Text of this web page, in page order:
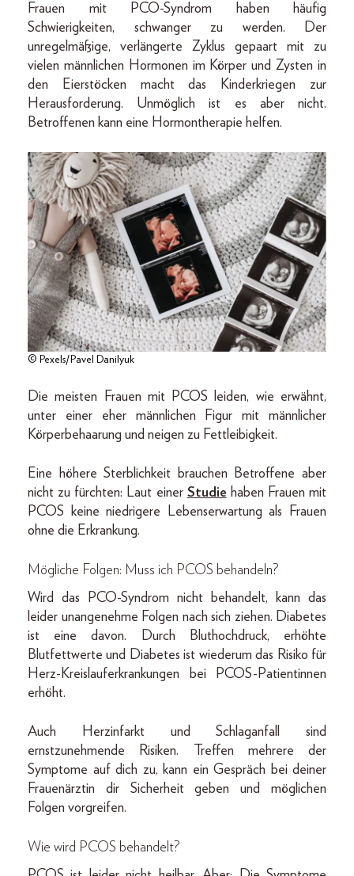
Frauen mit PCO-Syndrom haben häufig
Schwierigkeiten, schwanger zu werden. Der
unregelmäßige, verlängerte Zyklus gepaart mit zu
vielen männlichen Hormonen im Körper und Zysten in
den Eierstöcken macht das Kinderkriegen zur
Herausforderung. Unmöglich ist es aber nicht.
Betroffenen kann eine Hormontherapie helfen.
© Pexels/Pavel Danilyuk
Die meisten Frauen mit PCOS leiden, wie erwähnt,
unter einer eher männlichen Figur mit männlicher
Körperbehaarung und neigen zu Fettleibigkeit.
Eine höhere Sterblichkeit brauchen Betroffene aber
nicht zu fürchten: Laut einer Studie haben Frauen mit
PCOS keine niedrigere Lebenserwartung als Frauen
ohne die Erkrankung.
Mögliche Folgen: Muss ich PCOS behandeln?
Wird das PCO-Syndrom nicht behandelt, kann das
leider unangenehme Folgen nach sich ziehen. Diabetes
ist eine davon. Durch Bluthochdruck, erhöhte
Blutfettwerte und Diabetes ist wiederum das Risiko für
Herz-Kreislauferkrankungen bei PCOS-Patientinnen
erhöht.
Auch Herzinfarkt und Schlaganfall sind
ernstzunehmende Risiken. Treffen mehrere der
Symptome auf dich zu, kann ein Gespräch bei deiner
Frauenärztin dir Sicherheit geben und möglichen
Folgen vorgreifen.
Wie wird PCOS behandelt?